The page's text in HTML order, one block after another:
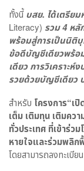
ทั้งนี้ บสย. ได้เตรีย
Literacy) รวม 4 หลั
พร้อมสู่การเป็นนิติ
ข้อดีบัญชีเดียวพร้อ
เดียว การวิเคราะห์
รวยด้วยบัญชีเดีย
สำหรับ โครงการ“เ
เต็ม เติมทุน เติมคว
ทั่วประเทศ ที่เข้าร่ว
หายใจและร่วมพลิก
โดยสามารถลงทะเบี